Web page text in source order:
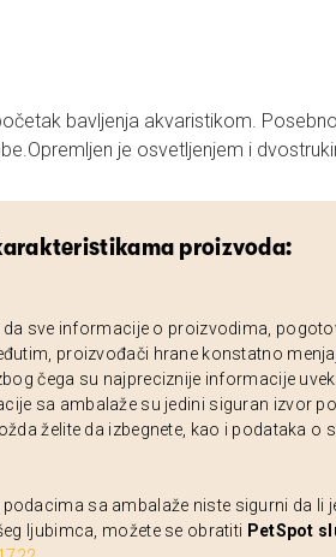
bavljenja akvaristikom.
uklapa u spavaće i dnevne
proizvoda:
sve informacije o proizvodima,
proizvođači hrane konstatno
čega su najpreciznije informacije
sa ambalaže su jedini siguran izvor
želite da izbegnete, kao i podataka o
sa ambalaže niste sigurni da li
ljubimca, možete se obratiti PetSpot